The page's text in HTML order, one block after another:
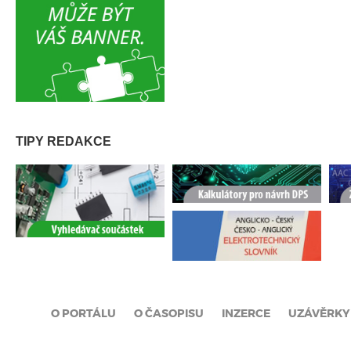
TIPY REDAKCE
O PORTÁLU O ČASOPISU INZERCE UZÁVĚRKY